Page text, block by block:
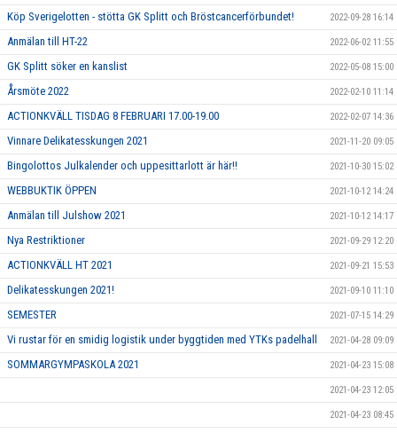
Köp Sverigelotten - stötta GK Splitt och Bröstcancerförbundet! 2022-09-28 16:14
Anmälan till HT-22 2022-06-02 11:55
GK Splitt söker en kanslist 2022-05-08 15:00
Årsmöte 2022 2022-02-10 11:14
ACTIONKVÄLL TISDAG 8 FEBRUARI 17.00-19.00 2022-02-07 14:36
Vinnare Delikatesskungen 2021 2021-11-20 09:05
Bingolottos Julkalender och uppesittarlott är här!! 2021-10-30 15:02
WEBBUKTIK ÖPPEN 2021-10-12 14:24
Anmälan till Julshow 2021 2021-10-12 14:17
Nya Restriktioner 2021-09-29 12:20
ACTIONKVÄLL HT 2021 2021-09-21 15:53
Delikatesskungen 2021! 2021-09-10 11:10
SEMESTER 2021-07-15 14:29
Vi rustar för en smidig logistik under byggtiden med YTKs padelhall 2021-04-28 09:09
SOMMARGYMPASKOLA 2021 2021-04-23 15:08
2021-04-23 12:05
2021-04-23 08:45